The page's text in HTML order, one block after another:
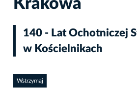
Krakowa
140 - Lat Ochotniczej
w Kościelnikach
Wstrzymaj